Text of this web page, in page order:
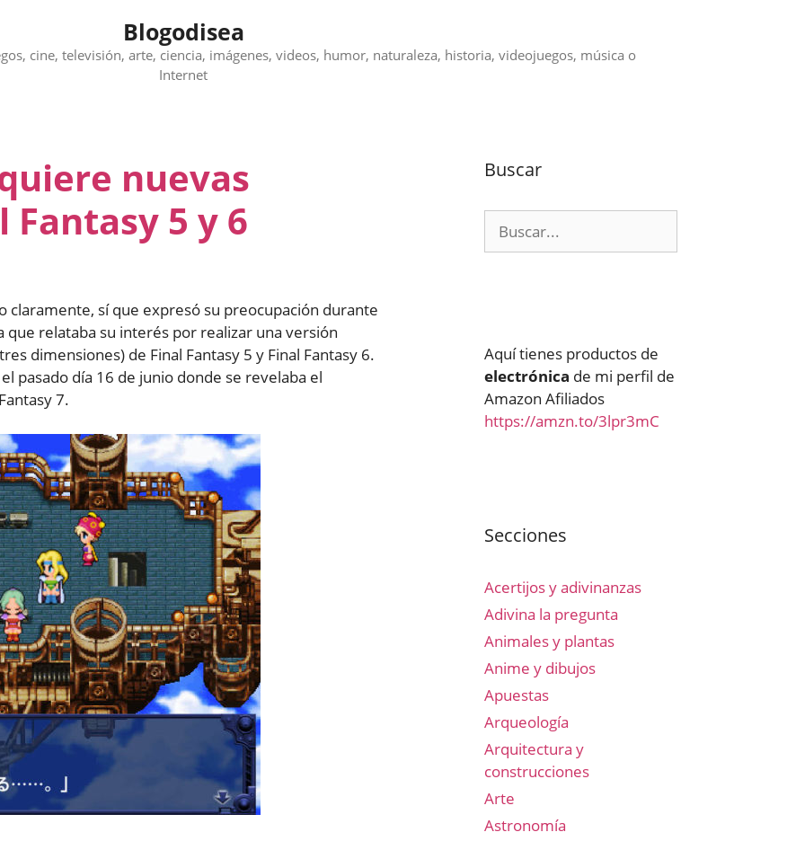
Blogodisea
cine, televisión, arte, ciencia, imágenes, videos, humor, naturaleza, historia, videojuegos, música o
Internet
nuevas
5 y 6
sí que expresó su preocupación durante
que relataba su interés por realizar una versión
dimensiones) de Final Fantasy 5 y Final Fantasy 6.
pasado día 16 de junio donde se revelaba el
7.
Buscar
Aquí tienes productos de
electrónica de mi perfil de
Amazon Afiliados
https://amzn.to/3lpr3mC
Secciones
Acertijos y adivinanzas
Adivina la pregunta
Animales y plantas
Anime y dibujos
Apuestas
Arqueología
Arquitectura y
construcciones
Arte
Astronomía